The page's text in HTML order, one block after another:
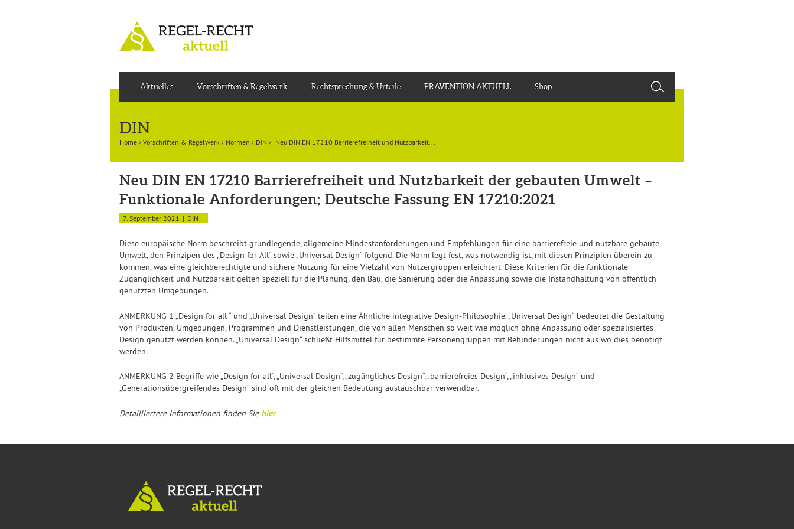
Aktuelles Vorschriften & Regelwerk Rechtsprechung & Urteile PRÄVENTION AKTUELL Shop
DIN
Home › Vorschriften & Regelwerk › Normen › DIN › Neu DIN EN 17210 Barrierefreiheit und Nutzbarkeit...
Neu DIN EN 17210 Barrierefreiheit und Nutzbarkeit der gebauten Umwelt –
Funktionale Anforderungen; Deutsche Fassung EN 17210:2021
7. September 2021 DIN
Diese europäische Norm beschreibt grundlegende, allgemeine Mindestanforderungen und Empfehlungen für eine barrierefreie und nutzbare gebaute
Umwelt, den Prinzipen des „Design for All“ sowie „Universal Design“ folgend. Die Norm legt fest, was notwendig ist, mit diesen Prinzipien überein zu
kommen, was eine gleichberechtigte und sichere Nutzung für eine Vielzahl von Nutzergruppen erleichtert. Diese Kriterien für die funktionale
Zugänglichkeit und Nutzbarkeit gelten speziell für die Planung, den Bau, die Sanierung oder die Anpassung sowie die Instandhaltung von öffentlich
genutzten Umgebungen.
ANMERKUNG 1 „Design for all “ und „Universal Design“ teilen eine Ähnliche integrative Design-Philosophie. „Universal Design“ bedeutet die Gestaltung
von Produkten, Umgebungen, Programmen und Dienstleistungen, die von allen Menschen so weit wie möglich ohne Anpassung oder spezialisiertes
Design genutzt werden können. „Universal Design“ schließt Hilfsmittel für bestimmte Personengruppen mit Behinderungen nicht aus wo dies benötigt
werden.
ANMERKUNG 2 Begriffe wie „Design for all“, „Universal Design“, „zugängliches Design“, „barrierefreies Design“, „inklusives Design“ und
„Generationsübergreifendes Design“ sind oft mit der gleichen Bedeutung austauschbar verwendbar.
Detailliertere Informationen finden Sie hier